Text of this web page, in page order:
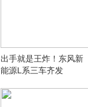
出手就是王炸！东风新
能源L系三车齐发